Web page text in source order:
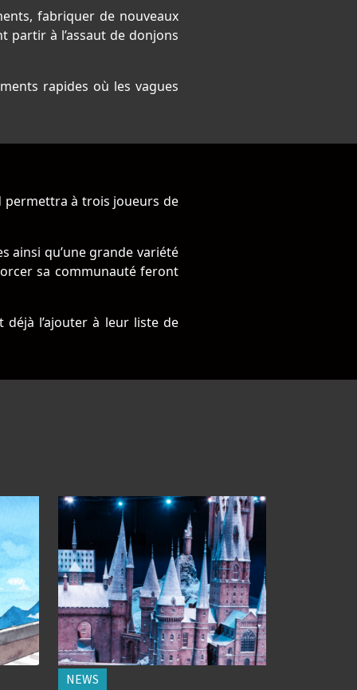
fabriquer de nouveaux
à l’assaut de donjons
rapides où les vagues
permettra à trois joueurs de
ainsi qu’une grande variété
sa communauté feront
l’ajouter à leur liste de
NEWS